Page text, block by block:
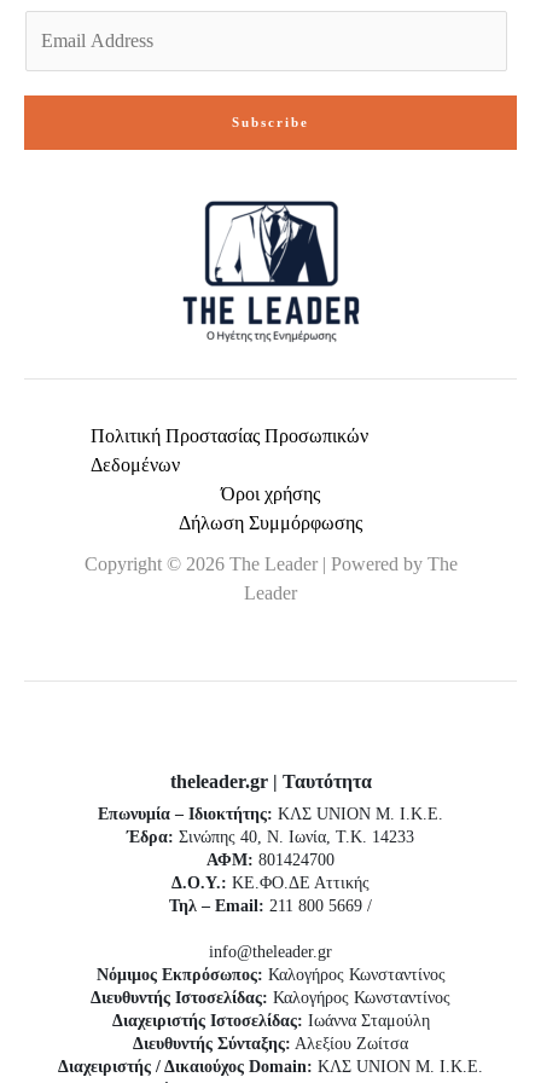
Subscribe
Πολιτική Προστασίας Προσωπικών
Δεδομένων
Όροι χρήσης
Δήλωση Συμμόρφωσης
Copyright © 2026 The Leader | Powered by The
Leader
theleader.gr | Ταυτότητα
Επωνυμία – Ιδιοκτήτης: ΚΛΣ UNION Μ. Ι.Κ.Ε.
Έδρα: Σινώπης 40, Ν. Ιωνία, Τ.Κ. 14233
ΑΦΜ: 801424700
Δ.Ο.Υ.: ΚΕ.ΦΟ.ΔΕ Αττικής
Τηλ – Email: 211 800 5669 /
info@theleader.gr
Νόμιμος Εκπρόσωπος: Καλογήρος Κωνσταντίνος
Διευθυντής Ιστοσελίδας: Καλογήρος Κωνσταντίνος
Διαχειριστής Ιστοσελίδας: Ιωάννα Σταμούλη
Διευθυντής Σύνταξης: Αλεξίου Ζωίτσα
Διαχειριστής / Δικαιούχος Domain: ΚΛΣ UNION Μ. Ι.Κ.Ε.